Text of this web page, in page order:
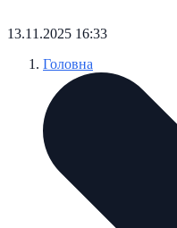
13.11.2025 16:33
Головна